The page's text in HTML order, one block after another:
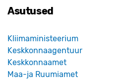
Asutused
Kliimaministeerium
Keskkonnaagentuur
Keskkonnaamet
Maa-ja Ruumiamet